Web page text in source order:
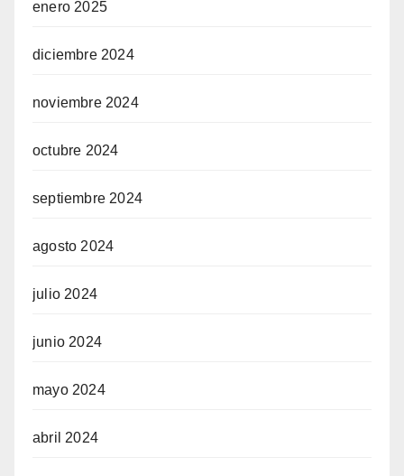
enero 2025
diciembre 2024
noviembre 2024
octubre 2024
septiembre 2024
agosto 2024
julio 2024
junio 2024
mayo 2024
abril 2024